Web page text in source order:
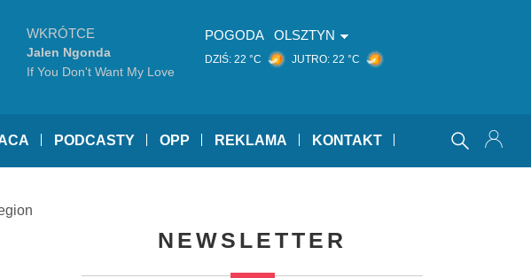
WKRÓTCE
Jalen Ngonda
If You Don't Want My Love
POGODA OLSZTYN
DZIŚ: 22 °C JUTRO: 22 °C
PODCASTY OPP REKLAMA KONTAKT
NEWSLETTER